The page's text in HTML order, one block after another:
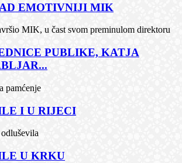
EMOTIVNIJI MIK
MIK, u čast svom preminulom direktoru
PUBLIKE, KATJA
pamćenje
I U RIJECI
U KRKU